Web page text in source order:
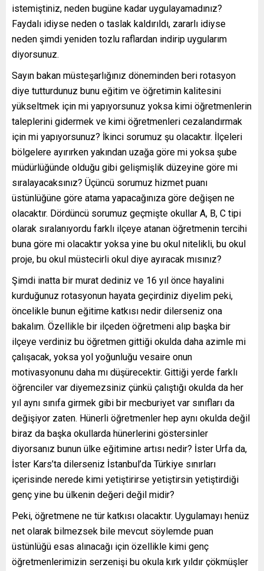
istemiştiniz, neden bugüne kadar uygulayamadınız?
Faydalı idiyse neden o taslak kaldırıldı, zararlı idiyse
neden şimdi yeniden tozlu raflardan indirip uygularım
diyorsunuz.
Sayın bakan müsteşarlığınız döneminden beri rotasyon
diye tutturdunuz bunu eğitim ve öğretimin kalitesini
yükseltmek için mi yapıyorsunuz yoksa kimi öğretmenlerin
taleplerini gidermek ve kimi öğretmenleri cezalandırmak
için mi yapıyorsunuz? İkinci sorumuz şu olacaktır. İlçeleri
bölgelere ayırırken yakından uzağa göre mi yoksa şube
müdürlüğünde olduğu gibi gelişmişlik düzeyine göre mi
sıralayacaksınız? Üçüncü sorumuz hizmet puanı
üstünlüğüne göre atama yapacağınıza göre değişen ne
olacaktır. Dördüncü sorumuz geçmişte okullar A, B, C tipi
olarak sıralanıyordu farklı ilçeye atanan öğretmenin tercihi
buna göre mi olacaktır yoksa yine bu okul nitelikli, bu okul
proje, bu okul müstecirli okul diye ayıracak mısınız?
Şimdi inatta bir murat dediniz ve 16 yıl önce hayalini
kurduğunuz rotasyonun hayata geçirdiniz diyelim peki,
öncelikle bunun eğitime katkısı nedir dilerseniz ona
bakalım. Özellikle bir ilçeden öğretmeni alıp başka bir
ilçeye verdiniz bu öğretmen gittiği okulda daha azimle mi
çalışacak, yoksa yol yoğunluğu vesaire onun
motivasyonunu daha mı düşürecektir. Gittiği yerde farklı
öğrenciler var diyemezsiniz çünkü çalıştığı okulda da her
yıl aynı sınıfa girmek gibi bir mecburiyet var sınıfları da
değişiyor zaten. Hünerli öğretmenler hep aynı okulda değil
biraz da başka okullarda hünerlerini göstersinler
diyorsanız bunun ülke eğitimine artısı nedir? İster Urfa da,
İster Kars’ta dilerseniz İstanbul’da Türkiye sınırları
içerisinde nerede kimi yetiştirirse yetiştirsin yetiştirdiği
genç yine bu ülkenin değeri değil midir?
Peki, öğretmene ne tür katkısı olacaktır. Uygulamayı henüz
net olarak bilmezsek bile mevcut söylemde puan
üstünlüğü esas alınacağı için özellikle kimi genç
öğretmenlerimizin serzenişi bu okula kırk yıldır çökmüşler